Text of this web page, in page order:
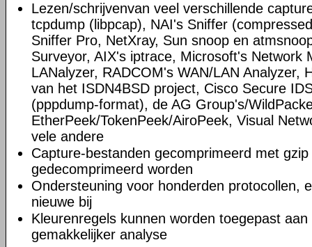
Lezen/schrijvenvan veel verschillende
tcpdump (libpcap), NAI's Sniffer
Sniffer Pro, NetXray, Sun snoop en
Surveyor, AIX's iptrace, Microsoft's Network
LANalyzer, RADCOM's WAN/LAN Analyzer,
van het ISDN4BSD project, Cisco Secure
(pppdump-format), de AG Group's/
EtherPeek/TokenPeek/AiroPeek, Visual
vele andere
Capture-bestanden gecomprimeerd met
gedecomprimeerd worden
Ondersteuning voor honderden protocollen,
nieuwe bij
Kleurenregels kunnen worden toegepast
gemakkelijker analyse